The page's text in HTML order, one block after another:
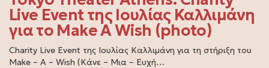
Live Event της Ιουλίας Καλλιμάνη
για το Make A Wish (photo)
Charity Live Event της Ιουλίας Καλλιμάνη για τη στήριξη του
Make – A – Wish (Κάνε – Μια – Ευχή…